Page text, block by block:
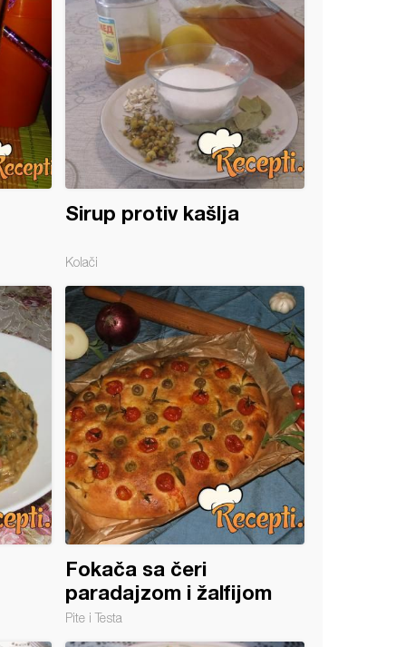
Sirup protiv kašlja
Kolači
Fokača sa čeri
paradajzom i žalfijom
Pite i Testa